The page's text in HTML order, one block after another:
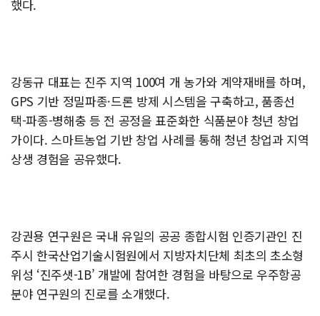
했다.
강동규 대표는 진주 지역 100여 개 농가와 계약재배를 하며,
GPS 기반 정밀파종·드론 방제 시스템을 구축하고, 품종선
택-파종-병해충 등 전 공정을 표준화한 식품분야 청년 창업
가이다. 스마트농업 기반 창업 사례를 통해 청년 창업과 지역
상생 경험을 공유했다.
강권용 연구원은 국내 유일의 공공 종합시험 인증기관인 진
주시 한국산업기술시험원에서 지방자치단체 최초의 초소형
위성 ‘진주샛-1B’ 개발에 참여한 경험을 바탕으로 우주항공
분야 연구원의 진로를 소개했다.